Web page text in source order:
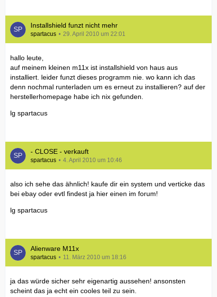
Installshield funzt nicht mehr
spartacus 29. April 2010 um 22:01
hallo leute,
auf meinem kleinen m11x ist installshield von haus aus
installiert. leider funzt dieses programm nie. wo kann ich das
denn nochmal runterladen um es erneut zu installieren? auf der
herstellerhomepage habe ich nix gefunden.
lg spartacus
- CLOSE - verkauft
spartacus 4. April 2010 um 10:46
also ich sehe das ähnlich! kaufe dir ein system und verticke das
bei ebay oder evtl findest ja hier einen im forum!
lg spartacus
Alienware M11x
spartacus 11. März 2010 um 18:16
ja das würde sicher sehr eigenartig aussehen! ansonsten
scheint das ja echt ein cooles teil zu sein.